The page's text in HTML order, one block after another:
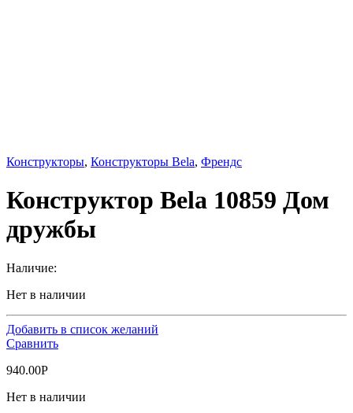
Конструкторы, Конструкторы Bela, Френдс
Конструктор Bela 10859 Дом
дружбы
Наличие:
Нет в наличии
Добавить в список желаний
Сравнить
940.00Р
Нет в наличии